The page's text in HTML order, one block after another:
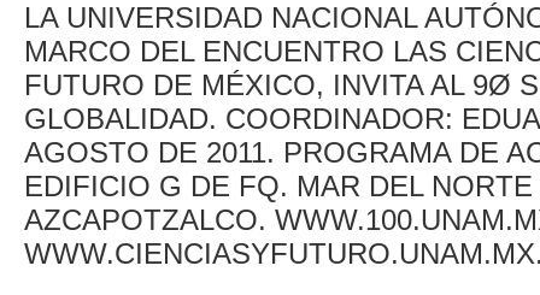
LA UNIVERSIDAD NACIONAL
MARCO DEL ENCUENTRO LAS
FUTURO DE MÉXICO, INVITA AL 9Ø
GLOBALIDAD. COORDINADOR:
AGOSTO DE 2011. PROGRAMA DE
EDIFICIO G DE FQ. MAR DEL
AZCAPOTZALCO.